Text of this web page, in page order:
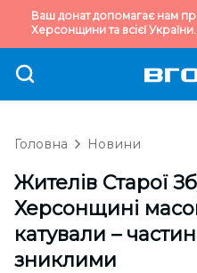
Ваш донат допомагає нам
Херсонщини та всієї України.
Головна Новини
Жителів Старої
Херсонщині
катували –
зниклими